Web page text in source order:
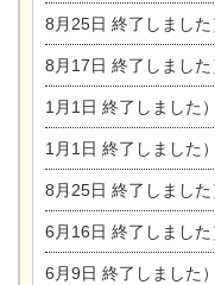
8月25日 終了しました
8月17日 終了しました）
1月1日 終了しました）
1月1日 終了しました）
8月25日 終了しました）レン
6月16日 終了しました
6月9日 終了しました）